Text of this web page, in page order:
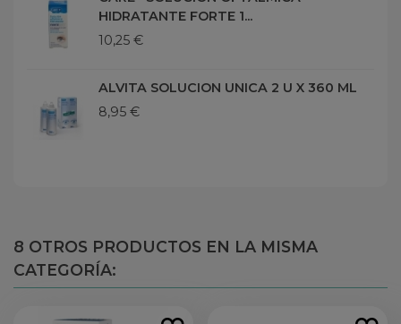
HIDRATANTE FORTE 1...
10,25 €
ALVITA SOLUCION UNICA 2 U X 360 ML
8,95 €
8 OTROS PRODUCTOS EN LA MISMA
CATEGORÍA: